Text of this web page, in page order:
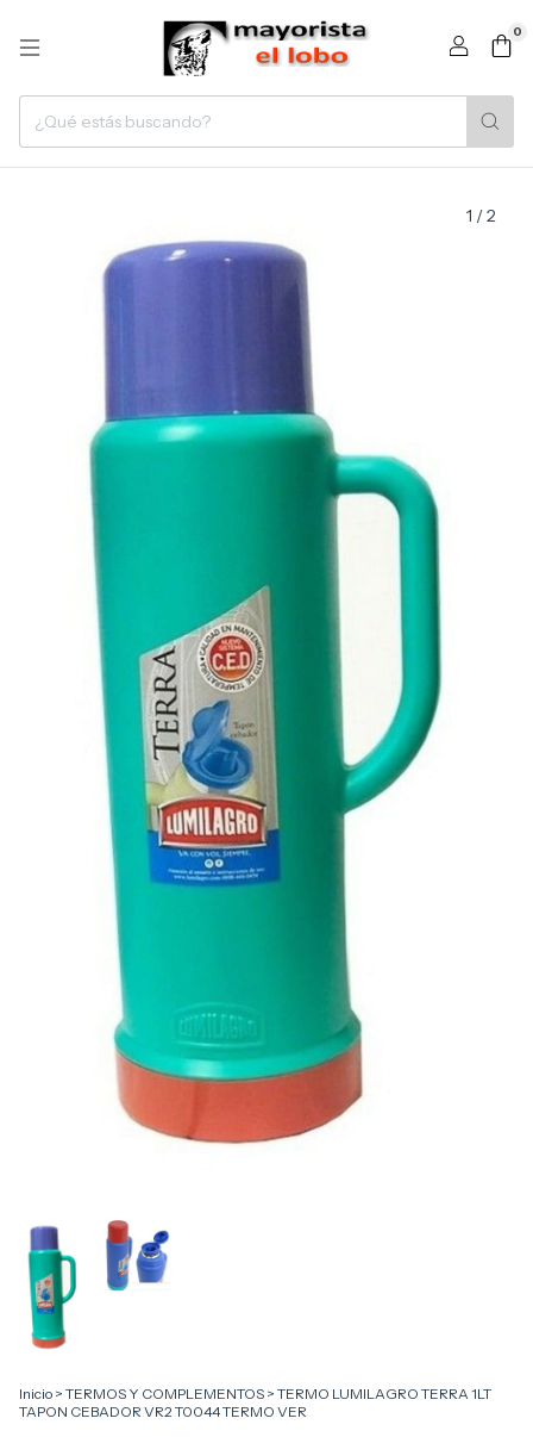
0
1 /2
Inicio > TERMOS Y COMPLEMENTOS > TERMO LUMILAGRO TERRA 1LT
TAPON CEBADOR VR2 T0044 TERMO VER